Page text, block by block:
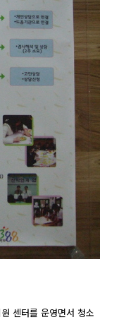
센터를 운영면서 청소